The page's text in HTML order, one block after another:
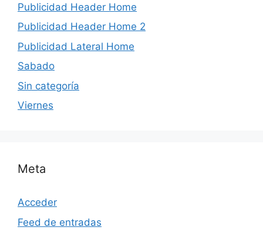
Publicidad Header Home
Publicidad Header Home 2
Publicidad Lateral Home
Sabado
Sin categoría
Viernes
Meta
Acceder
Feed de entradas